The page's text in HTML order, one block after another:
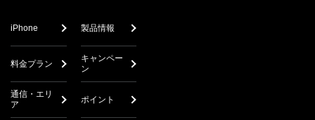
iPhone 製品情報
料金プラン
キャンペー
ン
通信・エリ
ア
ポイント